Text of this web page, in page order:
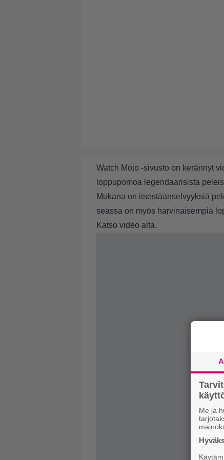
Watch Mojo -sivusto on kerännyt
loppupomoa legendaarisista
Mukana on itsestäänselvyyksiä
seassa on myös harvinaisempia
Katso video alta.
Me ja